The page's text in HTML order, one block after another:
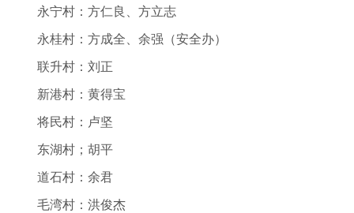
永宁村：方仁良、方立志
永桂村：方成全、余强（安全办）
联升村：刘正
新港村：黄得宝
将民村：卢坚
东湖村；胡平
道石村：余君
毛湾村：洪俊杰